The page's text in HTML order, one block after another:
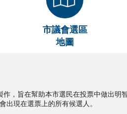
市議會選區
地圖
，旨在幫助本市選民在投票中做出明
出現在選票上的所有候選人。